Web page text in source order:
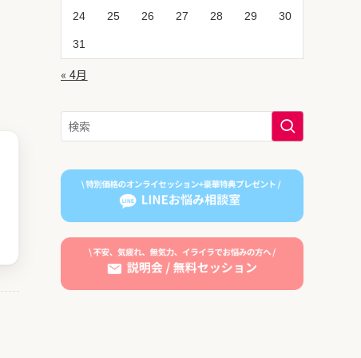
24 25 26 27 28 29 30
31
« 4月